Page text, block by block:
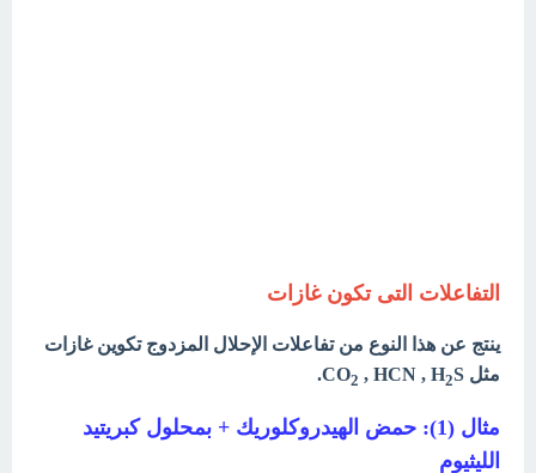
التفاعلات التى تكون غازات
ينتج عن هذا النوع من تفاعلات الإحلال المزدوج تكوين غازات
مثل CO
2 , HCN , H2S.
مثال (1):
حمض الهيدروكلوريك + بمحلول كبريتيد
الليثيوم